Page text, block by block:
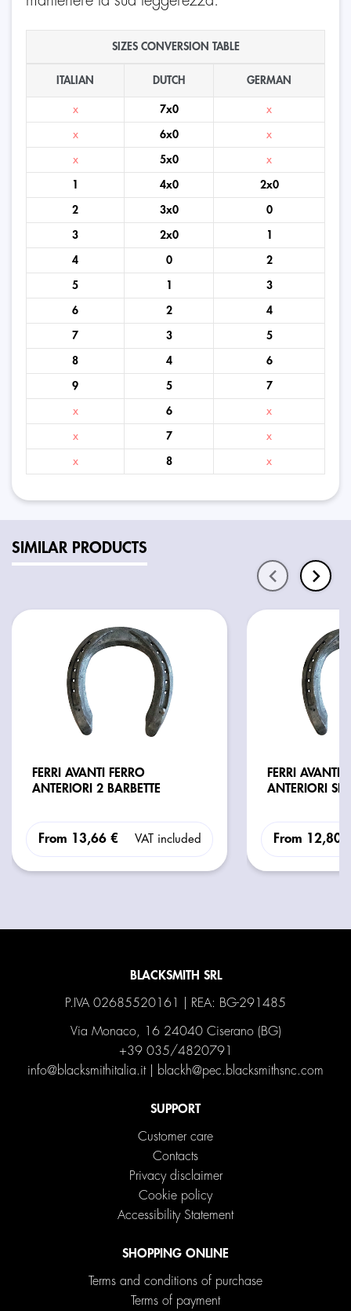
SIZES CONVERSION TABLE
ITALIAN DUTCH GERMAN
x 7x0 x
x 6x0 x
x 5x0 x
1 4x0 2x0
2 3x0 0
3 2x0 1
4 0 2
5 1 3
6 2 4
7 3 5
8 4 6
9 5 7
x 6 x
x 7 x
x 8 x
SIMILAR PRODUCTS
FERRI AVANTI FERRO
ANTERIORI 2 BARBETTE
From 13,66 € VAT included
FERRI AVANTI
ANTERIORI
From 12,80
BLACKSMITH SRL
P.IVA 02685520161 | REA: BG-291485
Via Monaco, 16 24040 Ciserano (BG)
+39 035/4820791
info@blacksmithitalia.it| blackh@pec.blacksmithsnc.com
SUPPORT
Customer care
Contacts
Privacy disclaimer
Cookie policy
Accessibility Statement
SHOPPING ONLINE
Terms and conditions of purchase
Terms of payment